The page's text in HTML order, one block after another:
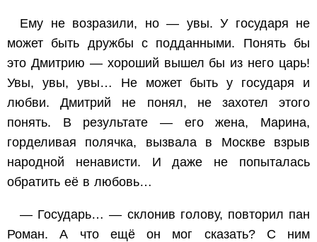
Ему не возразили, но — увы. У государя не
может быть дружбы с подданными. Понять бы
это Дмитрию — хороший вышел бы из него царь!
Увы, увы, увы… Не может быть у государя и
любви. Дмитрий не понял, не захотел этого
понять. В результате — его жена, Марина,
горделивая полячка, вызвала в Москве взрыв
народной ненависти. И даже не попыталась
обратить её в любовь…
— Государь… — склонив голову, повторил пан
Роман. А что ещё он мог сказать? С ним